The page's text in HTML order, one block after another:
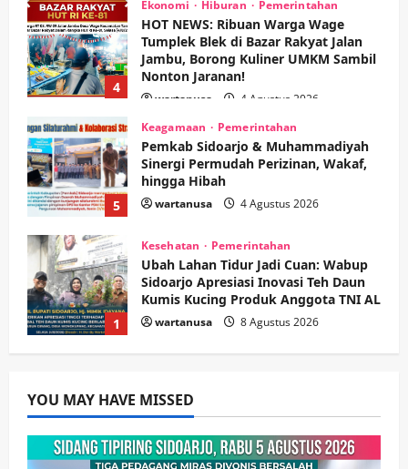
5
Keagamaan Pemerintahan
Pemkab Sidoarjo & Muhammadiyah
Sinergi Permudah Perizinan, Wakaf,
hingga Hibah
wartanusa 4 Agustus 2026
1
Kesehatan Pemerintahan
Ubah Lahan Tidur Jadi Cuan: Wabup
Sidoarjo Apresiasi Inovasi Teh Daun
Kumis Kucing Produk Anggota TNI AL
wartanusa 8 Agustus 2026
2
Kesehatan
Pembangunan
Pemerintahan
PANAS! Kalah Tender Proyek RSUD
Sibar Rp 9,9 M, Beranikah CV Tiga
Anugerah Utama Pertaruhkan
Jaminan Rp 100 Juta?
wartanusa 5 Agustus 2026
3
PWI dan Sapma PP Sidoarjo
Memanaskan Mesin Menuju Piala
Soccer
wartanusa 5 Agustus 2026
YOU MAY HAVE MISSED